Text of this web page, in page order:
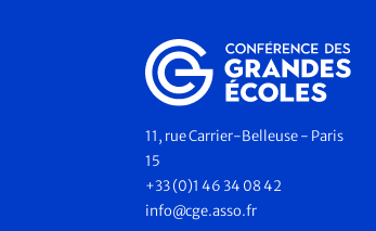
11, rue Carrier-Belleuse - Paris
15
+33 (0)1 46 34 08 42
info@cge.asso.fr